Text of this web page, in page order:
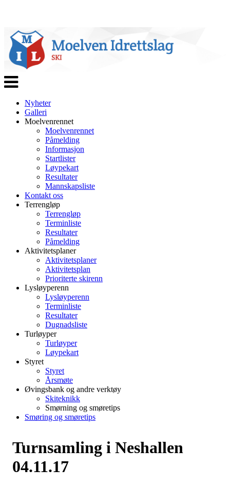
Veksle
navigasjon
Nyheter
Galleri
Moelvenrennet
Moelvenrennet
Påmelding
Informasjon
Startlister
Løypekart
Resultater
Mannskapsliste
Kontakt oss
Terrengløp
Terrengløp
Terminliste
Resultater
Påmelding
Aktivitetsplaner
Aktivitetsplaner
Aktivitetsplan
Prioriterte skirenn
Lysløyperenn
Lysløyperenn
Terminliste
Resultater
Dugnadsliste
Turløyper
Turløyper
Løypekart
Styret
Styret
Årsmøte
Øvingsbank og andre verktøy
Skiteknikk
Smørning og smøretips
Smøring og smøretips
Turnsamling i Neshallen
04.11.17